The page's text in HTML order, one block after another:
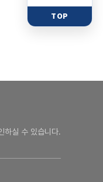
TOP
하실 수 있습니다.